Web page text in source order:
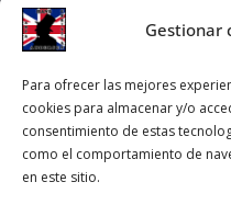
Gestionar
Para ofrecer las mejores
cookies para almacenar y/o
consentimiento de estas
como el comportamiento de
en este sitio.
Vaciamadrid
Contacta por e-mail
Colegio
Ayuntamiento de Rivas